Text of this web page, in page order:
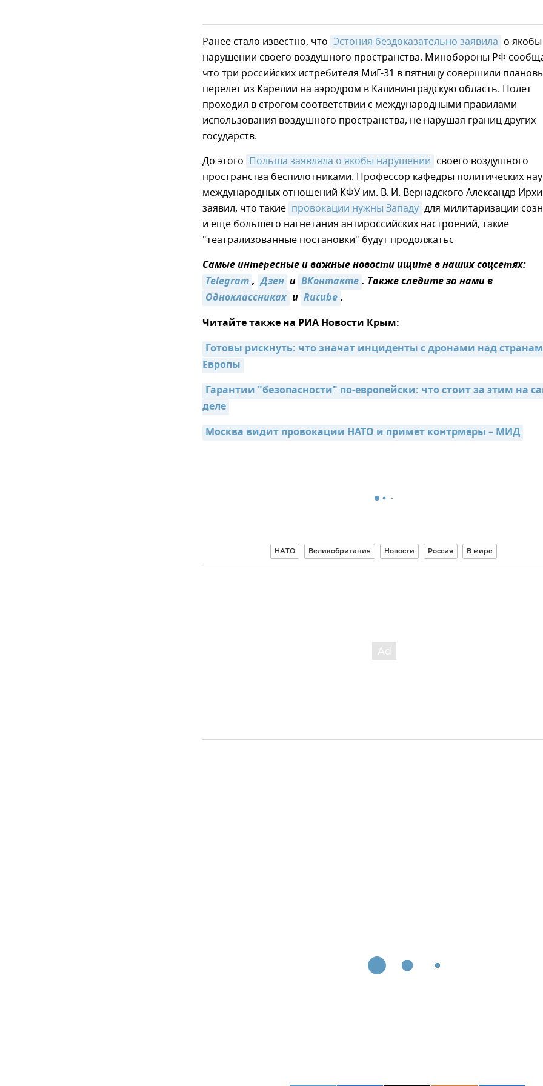
Ранее стало известно, что Эстония бездоказательно заявила о якобы
нарушении своего воздушного пространства. Минобороны РФ
что три российских истребителя МиГ-31 в пятницу совершили
перелет из Карелии на аэродром в Калининградскую область. Полет
проходил в строгом соответствии с международными правилами
использования воздушного пространства, не нарушая границ других
государств.
До этого Польша заявляла о якобы нарушении своего воздушного
пространства беспилотниками. Профессор кафедры политических
международных отношений КФУ им. В. И. Вернадского Александр
заявил, что такие провокации нужны Западу для милитаризации
и еще большего нагнетания антироссийских настроений, такие
"театрализованные постановки" будут продолжатьс
Самые интересные и важные новости ищите в наших соцсетях:
Telegram, Дзен и ВКонтакте. Также следите за нами в
Одноклассниках и Rutube.
Читайте также на РИА Новости Крым:
Готовы рискнуть: что значат инциденты с дронами над
Европы
Гарантии "безопасности" по-европейски: что стоит за этим на
деле
Москва видит провокации НАТО и примет контрмеры – МИД
НАТО Великобритания Новости Россия В мире